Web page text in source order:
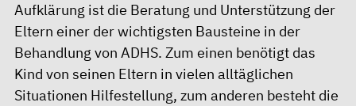
Aufklärung ist die Beratung und Unterstützung der
Eltern einer der wichtigsten Bausteine in der
Behandlung von ADHS. Zum einen benötigt das
Kind von seinen Eltern in vielen alltäglichen
Situationen Hilfestellung, zum anderen besteht die